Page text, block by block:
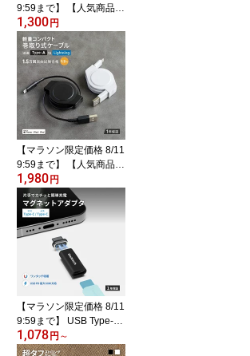
9:59まで】 【人気商品:
ランキング1位獲得】 し
っとりと手になじむシリ
コン製 ソフトタッチ ケ
ーブルバンド 5色×2本セ
ット 10本 モノトーング
ラデーションカラー メー
ル便送料無料【Web限定
モデル】
1,300円
【マラソン限定価格 8/11
9:59まで】 【人気商品】
iPhone 充電 両引き 巻き
取り式 USB Type-A to Li
ghtning ケーブル データ
転送 1.2m 軽量 コンパク
ト ホワイト ブラック 1年
保証 メール便送料無料
【Web限定モデル】
1,980円
【マラソン限定価格 8/11
9:59まで】 USB Type-C
マグネットアダプタ （コ
ネクタ） 変換アダプタ T
1,078円 ～